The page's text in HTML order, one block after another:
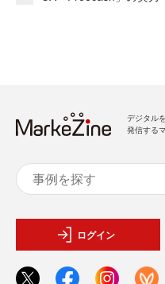
デジタル
発信する
ログイン